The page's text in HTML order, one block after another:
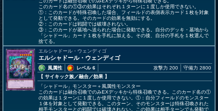
このカード名の①③の効果はそれぞれ１ターンに１度しか使用できない。
①：このカードが特殊召喚した場合、フィールドの表側表示カード１枚を対象
として発動できる。そのカードの効果を無効にする。
②：このカードは戦闘では破壊されない。
③：このカードが墓地へ送られた場合に発動できる。自分のデッキ・墓地から
「シャドール」カード１枚を手札に加える。その後、自分の手札を１枚選んで
捨てる。
エルシャドール・ウェンディゴ
エルシャドール・ウェンディゴ
風属性
レベル 6
【 サイキック族／融合／効果 】
攻撃力 200 守備力 2800
「シャドール」モンスター＋風属性モンスター
このカードは融合召喚でのみEXデッキから特殊召喚できる。このカード名の①
の効果は１ターンに１度しか使用できない。①：自分フィールドのモンスター
１体を対象として発動できる。このターン、そのモンスターは特殊召喚された
相手モンスターとの戦闘では破壊されない。この効果は相手ターンでも発動で